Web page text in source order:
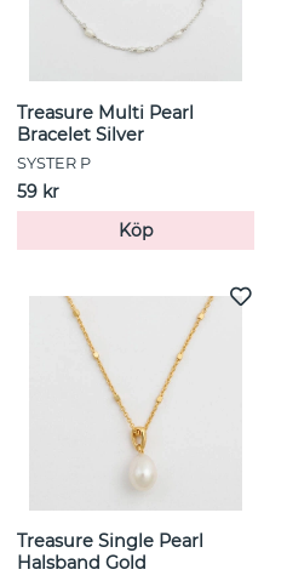
Treasure Multi Pearl
Bracelet Silver
SYSTER P
59 kr
Köp
Treasure Single Pearl
Halsband Gold